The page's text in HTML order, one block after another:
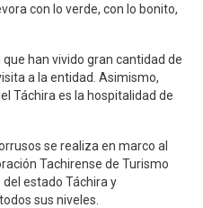
con lo verde, con lo bonito,
han vivido gran cantidad de
a la entidad. Asimismo,
Táchira es la hospitalidad de
se realiza en marco al
Tachirense de Turismo
estado Táchira y
sus niveles.